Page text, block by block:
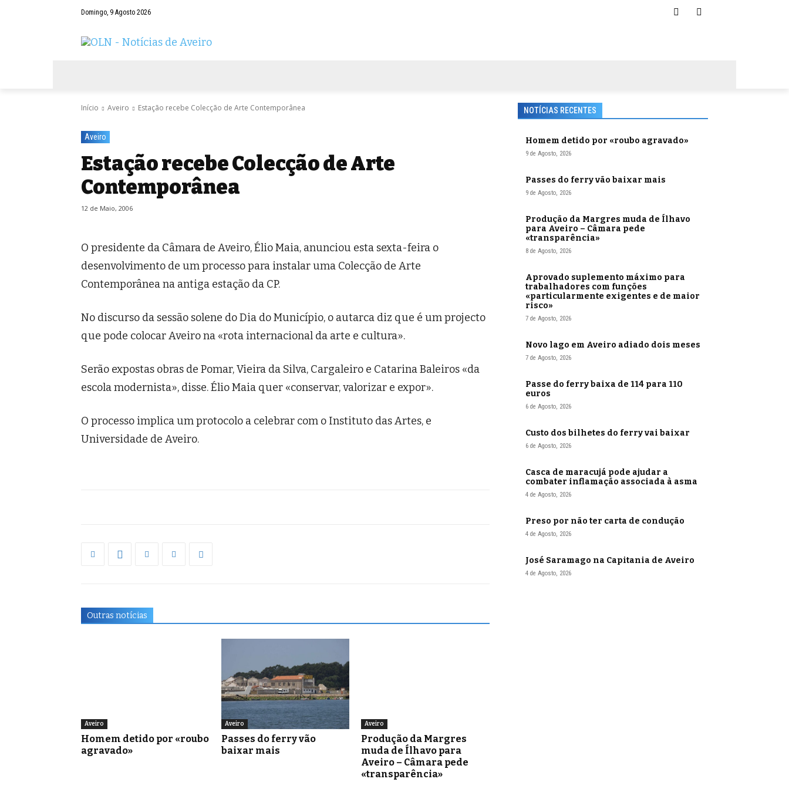
Domingo, 9 Agosto 2026
Início Aveiro Estação recebe Colecção de Arte Contemporânea
Aveiro
Estação recebe Colecção de Arte
Contemporânea
12 de Maio, 2006
O presidente da Câmara de Aveiro, Élio Maia, anunciou esta sexta-feira o
desenvolvimento de um processo para instalar uma Colecção de Arte
Contemporânea na antiga estação da CP.
No discurso da sessão solene do Dia do Município, o autarca diz que é um projecto
que pode colocar Aveiro na «rota internacional da arte e cultura».
Serão expostas obras de Pomar, Vieira da Silva, Cargaleiro e Catarina Baleiros «da
escola modernista», disse. Élio Maia quer «conservar, valorizar e expor».
O processo implica um protocolo a celebrar com o Instituto das Artes, e
Universidade de Aveiro.
Outras notícias
Aveiro
Homem detido por «roubo
agravado»
Aveiro
Passes do ferry vão
baixar mais
Aveiro
Produção da Margres
muda de Ílhavo para
Aveiro – Câmara pede
«transparência»
NOTÍCIAS RECENTES
Homem detido por «roubo agravado»
9 de Agosto, 2026
Passes do ferry vão baixar mais
9 de Agosto, 2026
Produção da Margres muda de Ílhavo
para Aveiro – Câmara pede
«transparência»
8 de Agosto, 2026
Aprovado suplemento máximo para
trabalhadores com funções
«particularmente exigentes e de maior
risco»
7 de Agosto, 2026
Novo lago em Aveiro adiado dois meses
7 de Agosto, 2026
Passe do ferry baixa de 114 para 110
euros
6 de Agosto, 2026
Custo dos bilhetes do ferry vai baixar
6 de Agosto, 2026
Casca de maracujá pode ajudar a
combater inflamação associada à asma
4 de Agosto, 2026
Preso por não ter carta de condução
4 de Agosto, 2026
José Saramago na Capitania de Aveiro
4 de Agosto, 2026